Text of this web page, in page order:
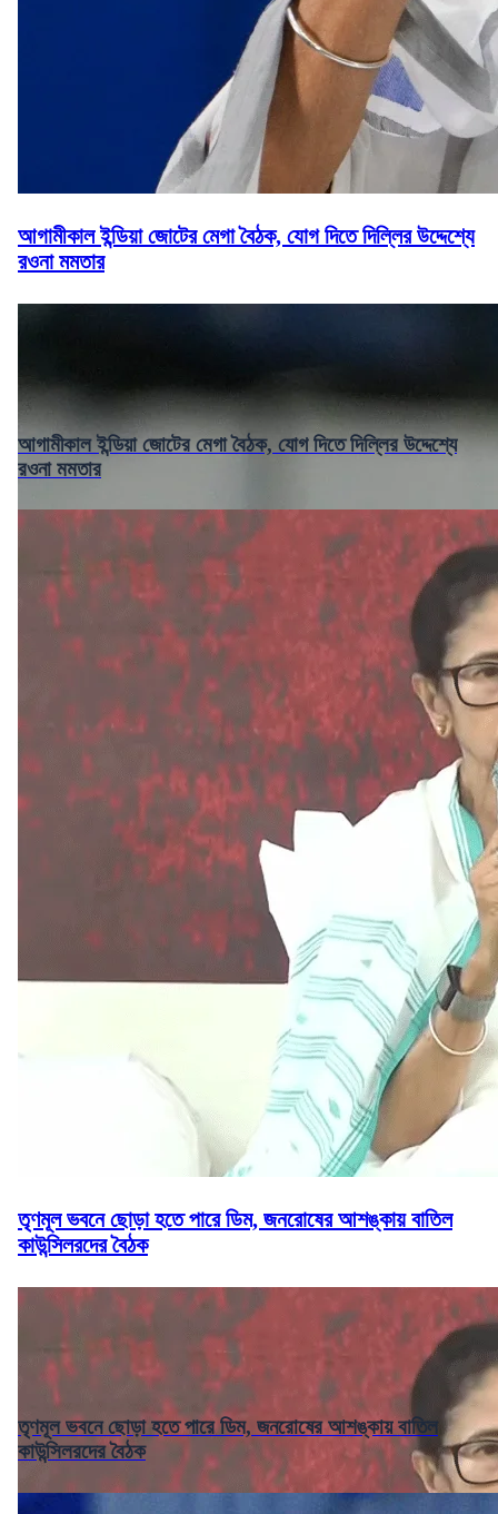
আগামীকাল ইন্ডিয়া জোটের মেগা বৈঠক, যোগ দিতে দিল্লির উদ্দেশ্যে
রওনা মমতার
আগামীকাল ইন্ডিয়া জোটের মেগা বৈঠক, যোগ দিতে দিল্লির উদ্দেশ্যে
রওনা মমতার
তৃণমূল ভবনে ছোড়া হতে পারে ডিম, জনরোষের আশঙ্কায় বাতিল
কাউন্সিলরদের বৈঠক
তৃণমূল ভবনে ছোড়া হতে পারে ডিম, জনরোষের আশঙ্কায় বাতিল
কাউন্সিলরদের বৈঠক